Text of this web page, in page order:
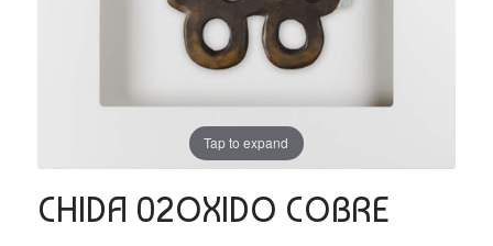
Tap to expand
CHIDA 02OXIDO COBRE